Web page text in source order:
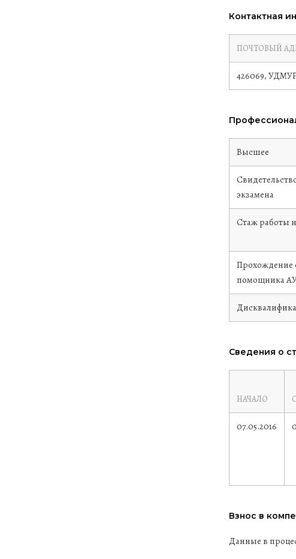
Контактная
ПОЧТОВЫЙ
426069,
Высшее
экзамена
Стаж работы
Прохождение
помощника
Сведения о
НАЧАЛО
07.05.2016
Взнос в
Данные в